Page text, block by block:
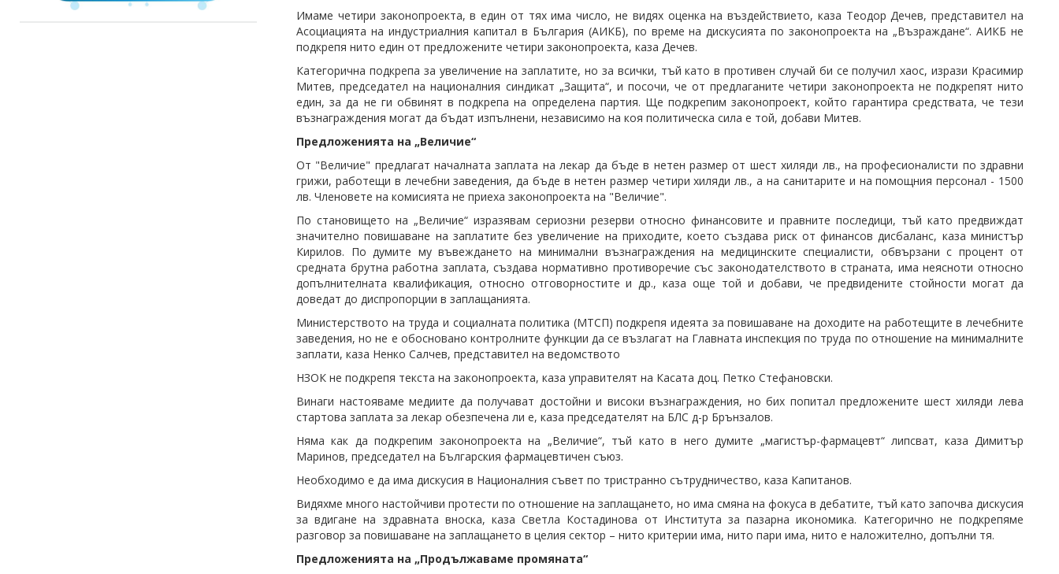
Имаме четири законопроекта, в един от тях има число, не видях оценка на въздействието, каза Теодор Дечев, представител на
Асоциацията на индустриалния капитал в България (АИКБ), по време на дискусията по законопроекта на „Възраждане“. АИКБ не
подкрепя нито един от предложените четири законопроекта, каза Дечев.
Категорична подкрепа за увеличение на заплатите, но за всички, тъй като в противен случай би се получил хаос, изрази Красимир
Митев, председател на националния синдикат „Защита“, и посочи, че от предлаганите четири законопроекта не подкрепят нито
един, за да не ги обвинят в подкрепа на определена партия. Ще подкрепим законопроект, който гарантира средствата, че тези
възнаграждения могат да бъдат изпълнени, независимо на коя политическа сила е той, добави Митев.
Предложенията на „Величие“
От "Величие" предлагат началната заплата на лекар да бъде в нетен размер от шест хиляди лв., на професионалисти по здравни
грижи, работещи в лечебни заведения, да бъде в нетен размер четири хиляди лв., а на санитарите и на помощния персонал - 1500
лв. Членовете на комисията не приеха законопроекта на "Величие".
По становището на „Величие“ изразявам сериозни резерви относно финансовите и правните последици, тъй като предвиждат
значително повишаване на заплатите без увеличение на приходите, което създава риск от финансов дисбаланс, каза министър
Кирилов. По думите му въвеждането на минимални възнаграждения на медицинските специалисти, обвързани с процент от
средната брутна работна заплата, създава нормативно противоречие със законодателството в страната, има неясноти относно
допълнителната квалификация, относно отговорностите и др., каза още той и добави, че предвидените стойности могат да
доведат до диспропорции в заплащанията.
Министерството на труда и социалната политика (МТСП) подкрепя идеята за повишаване на доходите на работещите в лечебните
заведения, но не е обосновано контролните функции да се възлагат на Главната инспекция по труда по отношение на минималните
заплати, каза Ненко Салчев, представител на ведомството
НЗОК не подкрепя текста на законопроекта, каза управителят на Касата доц. Петко Стефановски.
Винаги настояваме медиите да получават достойни и високи възнаграждения, но бих попитал предложените шест хиляди лева
стартова заплата за лекар обезпечена ли е, каза председателят на БЛС д-р Брънзалов.
Няма как да подкрепим законопроекта на „Величие“, тъй като в него думите „магистър-фармацевт“ липсват, каза Димитър
Маринов, председател на Българския фармацевтичен съюз.
Необходимо е да има дискусия в Националния съвет по тристранно сътрудничество, каза Капитанов.
Видяхме много настойчиви протести по отношение на заплащането, но има смяна на фокуса в дебатите, тъй като започва дискусия
за вдигане на здравната вноска, каза Светла Костадинова от Института за пазарна икономика. Категорично не подкрепяме
разговор за повишаване на заплащането в целия сектор – нито критерии има, нито пари има, нито е наложително, допълни тя.
Предложенията на „Продължаваме промяната“